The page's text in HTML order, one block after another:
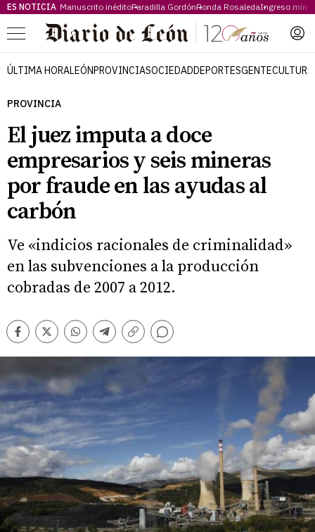
ES NOTICIA Manuscrito inéditoParadilla GordónRonda RosaledaIngreso
Menú
ÚLTIMA HORALEÓNPROVINCIASOCIEDADDEPORTESGENTECULTURA
PROVINCIA
El juez imputa a doce
empresarios y seis mineras
por fraude en las ayudas al
carbón
Ve «indicios racionales de criminalidad»
en las subvenciones a la producción
cobradas de 2007 a 2012.
Facebook
TwitterWhatsappTelegram
Copiar
Comentarios